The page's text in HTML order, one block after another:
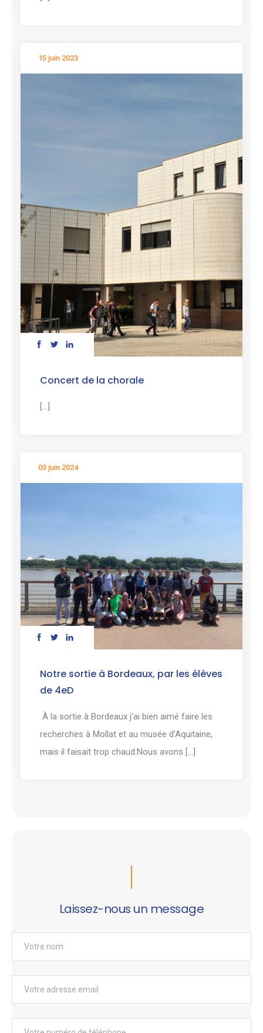
15 juin 2023
Concert de la chorale
[...]
03 juin 2024
Notre sortie à Bordeaux, par les élèves
de 4eD
À la sortie à Bordeaux j'ai bien aimé faire les
recherches à Mollat et au musée d'Aquitaine,
mais il faisait trop chaud.Nous avons [...]
Laissez-nous un message